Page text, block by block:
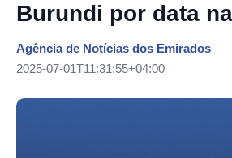
Burundi por data
Agência de Notícias dos Emirados
2025-07-01T11:31:55+04:00